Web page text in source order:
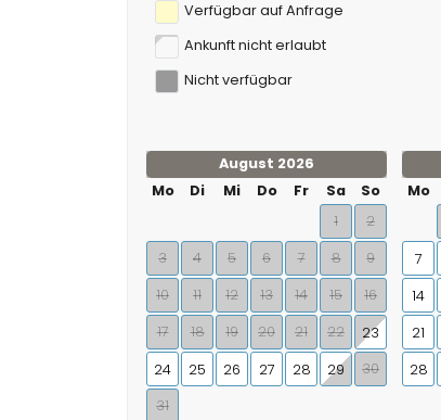
Verfügbar auf Anfrage
Ankunft nicht erlaubt
Nicht verfügbar
August 2026
Mo
Di Mi Do Fr Sa
So
1
2
3
4 5 6 7 8
9
10
11 12 13 14 15
16
17
18 19 20 21 22
23
24
25 26 27 28 29
30
31
Mo
7
14
21
28